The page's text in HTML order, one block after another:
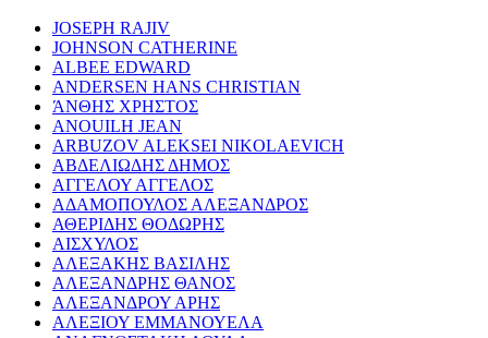
JOSEPH RAJIV
JOHNSON CATHERINE
ALBEE EDWARD
ANDERSEN HANS CHRISTIAN
ΆΝΘΗΣ ΧΡΗΣΤΟΣ
ANOUILH JEAN
ARBUZOV ALEKSEI NIKOLAEVICH
ΑΒΔΕΛΙΩΔΗΣ ΔΗΜΟΣ
ΑΓΓΕΛΟΥ ΑΓΓΕΛΟΣ
ΑΔΑΜΟΠΟΥΛΟΣ ΑΛΕΞΑΝΔΡΟΣ
ΑΘΕΡΙΔΗΣ ΘΟΔΩΡΗΣ
ΑΙΣΧΥΛΟΣ
ΑΛΕΞΑΚΗΣ ΒΑΣΙΛΗΣ
ΑΛΕΞΑΝΔΡΗΣ ΘΑΝΟΣ
ΑΛΕΞΑΝΔΡΟΥ ΑΡΗΣ
ΑΛΕΞΙΟΥ ΕΜΜΑΝΟΥΕΛΑ